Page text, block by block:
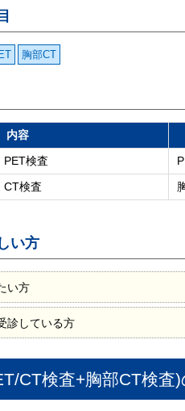
胸部CT
内容
PET検査
CT検査
い方
い方
診している方
CT検査+胸部CT検査)